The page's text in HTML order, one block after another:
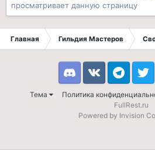
просматривает данную страницу
Главная Гильдия Мастеров
Тема Политика
DiscordVK Telegram
FullRest.ru
Powered by Invision